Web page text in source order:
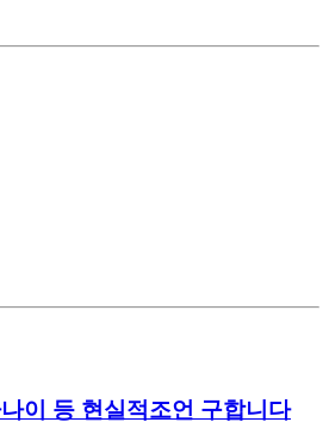
이 등 현실적조언 구합니다